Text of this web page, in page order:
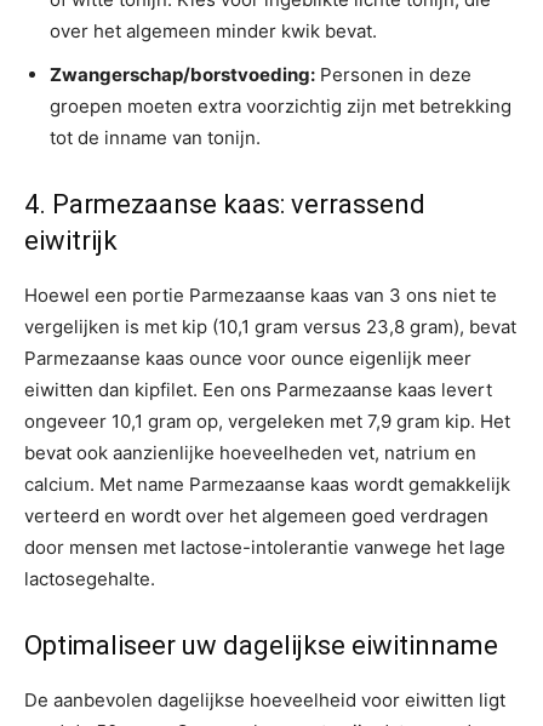
over het algemeen minder kwik bevat.
Zwangerschap/borstvoeding: Personen in deze
groepen moeten extra voorzichtig zijn met betrekking
tot de inname van tonijn.
4. Parmezaanse kaas: verrassend
eiwitrijk
Hoewel een portie Parmezaanse kaas van 3 ons niet te
vergelijken is met kip (10,1 gram versus 23,8 gram), bevat
Parmezaanse kaas ounce voor ounce eigenlijk meer
eiwitten dan kipfilet. Een ons Parmezaanse kaas levert
ongeveer 10,1 gram op, vergeleken met 7,9 gram kip. Het
bevat ook aanzienlijke hoeveelheden vet, natrium en
calcium. Met name Parmezaanse kaas wordt gemakkelijk
verteerd en wordt over het algemeen goed verdragen
door mensen met lactose-intolerantie vanwege het lage
lactosegehalte.
Optimaliseer uw dagelijkse eiwitinname
De aanbevolen dagelijkse hoeveelheid voor eiwitten ligt